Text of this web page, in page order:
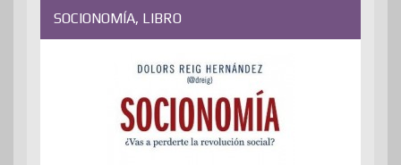
SOCIONOMÍA, LIBRO